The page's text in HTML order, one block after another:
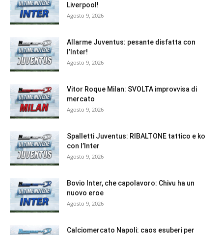
Liverpool!
Agosto 9, 2026
Allarme Juventus: pesante disfatta con
l’Inter!
Agosto 9, 2026
Vitor Roque Milan: SVOLTA improvvisa di
mercato
Agosto 9, 2026
Spalletti Juventus: RIBALTONE tattico e ko
con l’Inter
Agosto 9, 2026
Bovio Inter, che capolavoro: Chivu ha un
nuovo eroe
Agosto 9, 2026
Calciomercato Napoli: caos esuberi per